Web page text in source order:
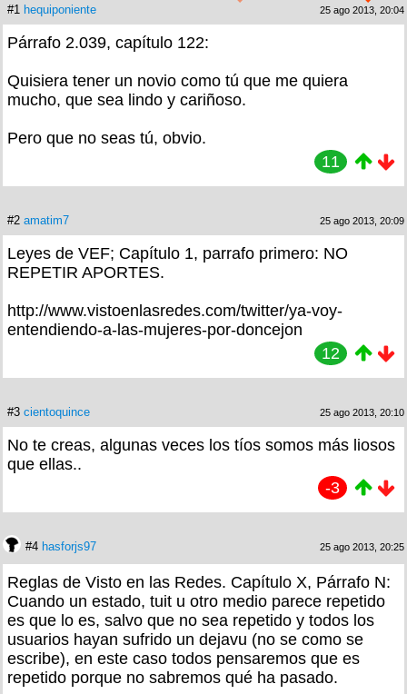
#1 hequiponiente 25 ago 2013, 20:04
Párrafo 2.039, capítulo 122:
Quisiera tener un novio como tú que me quiera
mucho, que sea lindo y cariñoso.
Pero que no seas tú, obvio.
11
#2 amatim7 25 ago 2013, 20:09
Leyes de VEF; Capítulo 1, parrafo primero: NO
REPETIR APORTES.
http://www.vistoenlasredes.com/twitter/ya-voy-
entendiendo-a-las-mujeres-por-doncejon
12
#3 cientoquince 25 ago 2013, 20:10
No te creas, algunas veces los tíos somos más liosos
que ellas..
-3
#4 hasforjs97 25 ago 2013, 20:25
Reglas de Visto en las Redes. Capítulo X, Párrafo N:
Cuando un estado, tuit u otro medio parece repetido
es que lo es, salvo que no sea repetido y todos los
usuarios hayan sufrido un dejavu (no se como se
escribe), en este caso todos pensaremos que es
repetido porque no sabremos qué ha pasado.